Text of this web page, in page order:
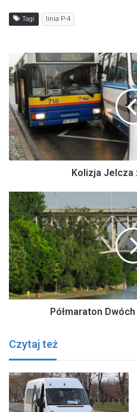
Tagi linia P-4
Kolizja Jelcza
Półmaraton
Czytaj też